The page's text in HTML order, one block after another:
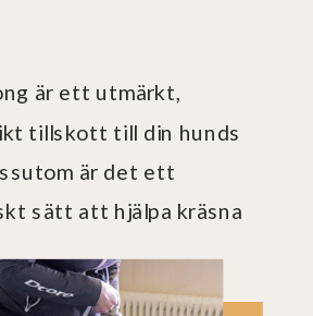
är ett utmärkt,
tillskott till din hunds
är det ett
sätt att hjälpa kräsna
och hälsosam